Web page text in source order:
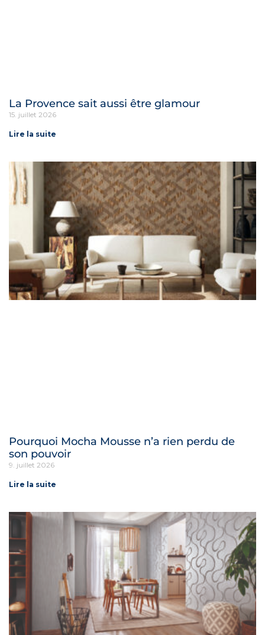
La Provence sait aussi être glamour
15. juillet 2026
Lire la suite
Pourquoi Mocha Mousse n’a rien perdu de
son pouvoir
9. juillet 2026
Lire la suite